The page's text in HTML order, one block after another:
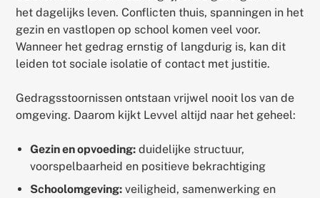
het dagelijks leven. Conflicten thuis, spanningen in het
gezin en vastlopen op school komen veel voor.
Wanneer het gedrag ernstig of langdurig is, kan dit
leiden tot sociale isolatie of contact met justitie.
Gedragsstoornissen ontstaan vrijwel nooit los van de
omgeving. Daarom kijkt Levvel altijd naar het geheel:
Gezin en opvoeding: duidelijke structuur,
voorspelbaarheid en positieve bekrachtiging
Schoolomgeving: veiligheid, samenwerking en